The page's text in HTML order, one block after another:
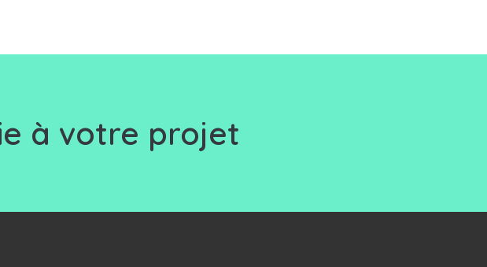
à votre projet